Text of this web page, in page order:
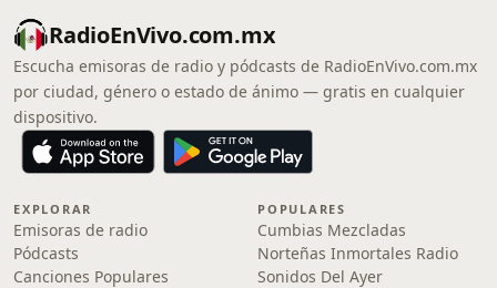
RadioEnVivo.com.mx
Escucha emisoras de radio y pódcasts de RadioEnVivo.com.mx
por ciudad, género o estado de ánimo — gratis en cualquier
dispositivo.
EXPLORAR
Emisoras de radio
Pódcasts
Canciones Populares
POPULARES
Cumbias Mezcladas
Norteñas Inmortales Radio
Sonidos Del Ayer